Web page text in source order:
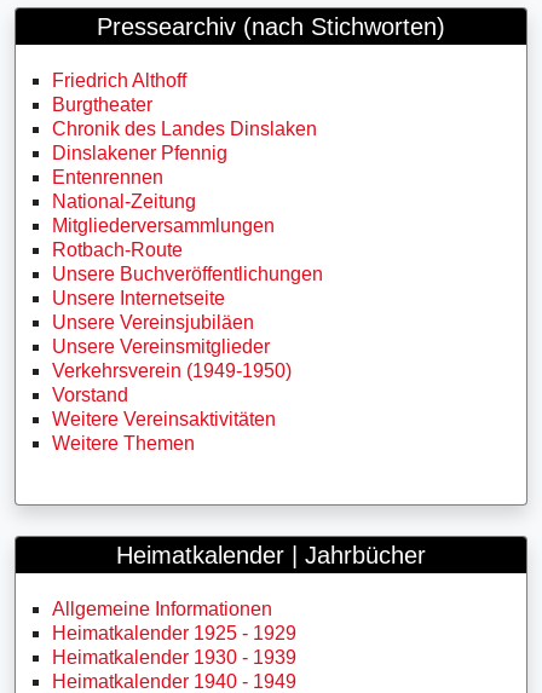
Pressearchiv (nach Stichworten)
Friedrich Althoff
Burgtheater
Chronik des Landes Dinslaken
Dinslakener Pfennig
Entenrennen
National-Zeitung
Mitgliederversammlungen
Rotbach-Route
Unsere Buchveröffentlichungen
Unsere Internetseite
Unsere Vereinsjubiläen
Unsere Vereinsmitglieder
Verkehrsverein (1949-1950)
Vorstand
Weitere Vereinsaktivitäten
Weitere Themen
Heimatkalender | Jahrbücher
Allgemeine Informationen
Heimatkalender 1925 - 1929
Heimatkalender 1930 - 1939
Heimatkalender 1940 - 1949